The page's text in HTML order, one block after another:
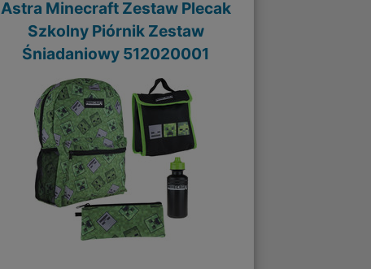
Astra Minecraft Zestaw Plecak
Szkolny Piórnik Zestaw
Śniadaniowy 512020001